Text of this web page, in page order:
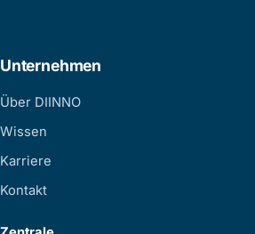
Unternehmen
Über DIINNO
Wissen
Karriere
Kontakt